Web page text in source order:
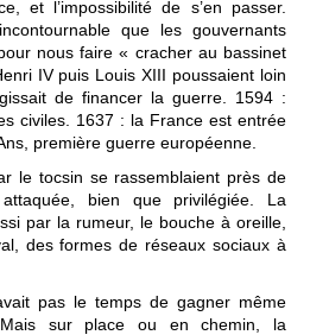
et l’impossibilité de s’en passer.
que les gouvernants
nous faire « cracher au bassinet
IV puis Louis XIII poussaient loin
de financer la guerre. 1594 :
civiles. 1637 : la France est entrée
première guerre européenne.
le tocsin se rassemblaient près de
bien que privilégiée. La
par la rumeur, le bouche à oreille,
des formes de réseaux sociaux à
pas le temps de gagner même
sur place ou en chemin, la